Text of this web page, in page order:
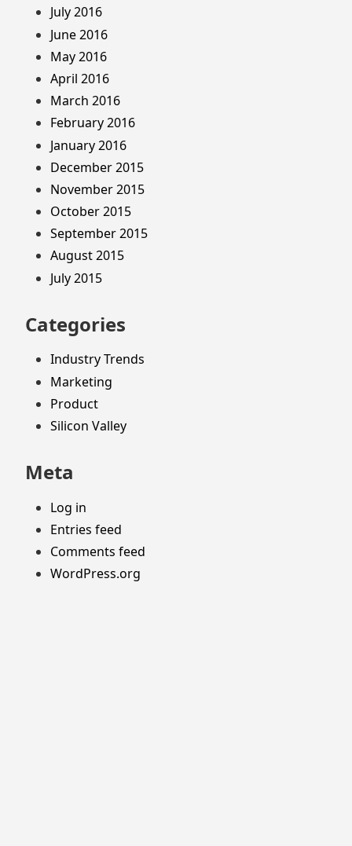
July 2016
June 2016
May 2016
April 2016
March 2016
February 2016
January 2016
December 2015
November 2015
October 2015
September 2015
August 2015
July 2015
Categories
Industry Trends
Marketing
Product
Silicon Valley
Meta
Log in
Entries feed
Comments feed
WordPress.org